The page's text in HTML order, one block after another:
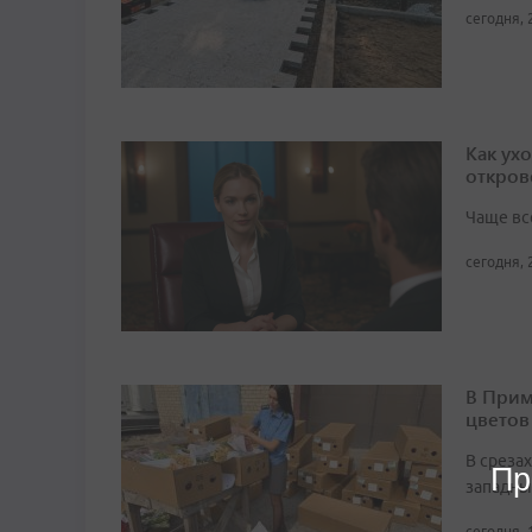
сегодня,
Как
Чаще
сегодня,
В
В